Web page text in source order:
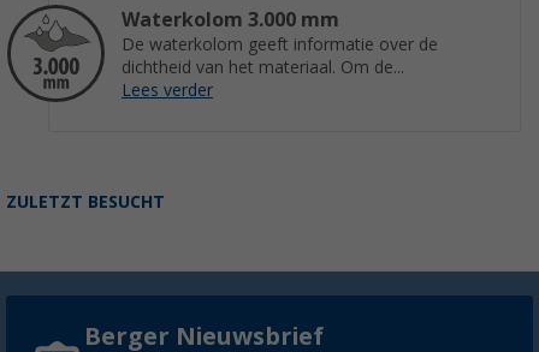
Waterkolom 3.000 mm
De waterkolom geeft informatie over de
dichtheid van het materiaal. Om de...
Lees verder
ZULETZT BESUCHT
Berger Nieuwsbrief